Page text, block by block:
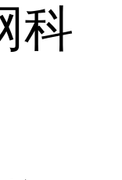
科